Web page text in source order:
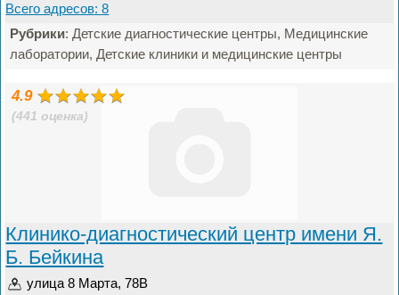
Всего адресов: 8
Рубрики: Детские диагностические центры, Медицинские
лаборатории, Детские клиники и медицинские центры
4.9
(441 оценка)
Клинико-диагностический центр имени Я.
Б. Бейкина
улица 8 Марта, 78В